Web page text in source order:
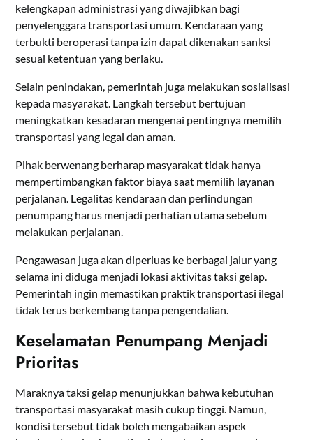
kelengkapan administrasi yang diwajibkan bagi
penyelenggara transportasi umum. Kendaraan yang
terbukti beroperasi tanpa izin dapat dikenakan sanksi
sesuai ketentuan yang berlaku.
Selain penindakan, pemerintah juga melakukan sosialisasi
kepada masyarakat. Langkah tersebut bertujuan
meningkatkan kesadaran mengenai pentingnya memilih
transportasi yang legal dan aman.
Pihak berwenang berharap masyarakat tidak hanya
mempertimbangkan faktor biaya saat memilih layanan
perjalanan. Legalitas kendaraan dan perlindungan
penumpang harus menjadi perhatian utama sebelum
melakukan perjalanan.
Pengawasan juga akan diperluas ke berbagai jalur yang
selama ini diduga menjadi lokasi aktivitas taksi gelap.
Pemerintah ingin memastikan praktik transportasi ilegal
tidak terus berkembang tanpa pengendalian.
Keselamatan Penumpang Menjadi
Prioritas
Maraknya taksi gelap menunjukkan bahwa kebutuhan
transportasi masyarakat masih cukup tinggi. Namun,
kondisi tersebut tidak boleh mengabaikan aspek